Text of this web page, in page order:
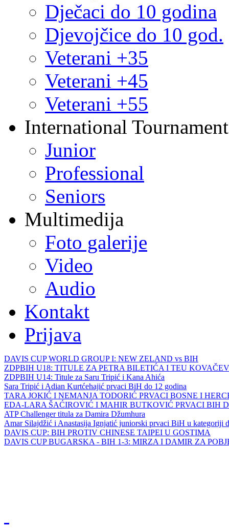
Dječaci do 10 godina
Djevojčice do 10 god.
Veterani +35
Veterani +45
Veterani +55
International
Junior
Professional
Seniors
Multimedija
Foto galerije
Video
Audio
Kontakt
Prijava
DAVIS CUP WORLD GROUP I: NEW ZELAND vs BIH
ZDPBIH U18: TITULE ZA PETRA BILETIĆA I TEU
ZDPBIH U14: Titule za Saru Tripić i Kana Ahića
Sara Tripić i Adian Kurtćehajić prvaci BiH do 12 godina
TARA JOKIĆ I NEMANJA TODORIĆ PRVACI BOSNE I
EDA-LARA ŠAĆIROVIĆ I MAHIR BUTKOVIĆ PRVACI BIH
ATP Challenger titula za Damira Džumhura
Amar Silajdžić i Anastasija Ignjatić juniorski prvaci BiH u kategoriji
DAVIS CUP: BIH PROTIV CHINESE TAIPEI U GOSTIMA
DAVIS CUP BUGARSKA - BIH 1-3: MIRZA I DAMIR ZA